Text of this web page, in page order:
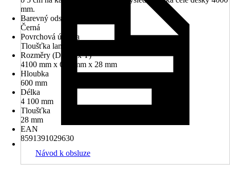
mm.
Barevný odstín
Černá
Povrchová úprava
Tloušťka laminátu 0,8mm
Rozměry (D x H x T)
4100 mm x 600 mm x 28 mm
Hloubka
600 mm
Délka
4 100 mm
Tloušťka
28 mm
EAN
8591391029630
Návod k obsluze